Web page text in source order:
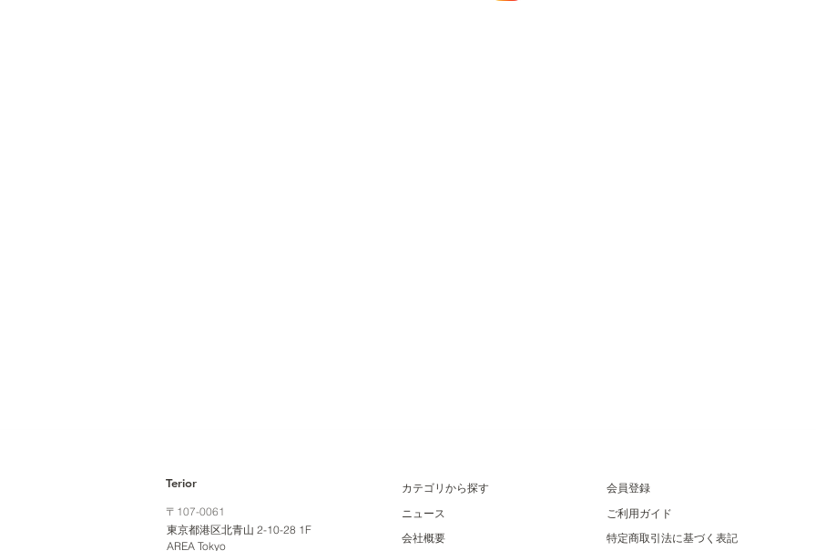
Terior
〒107-0061
東京都港区北青山 2-10-28 1F
AREA Tokyo
カテゴリから探す
ニュース
会社概要
会員登録
ご利用ガイド
特定商取引法に基づく表記